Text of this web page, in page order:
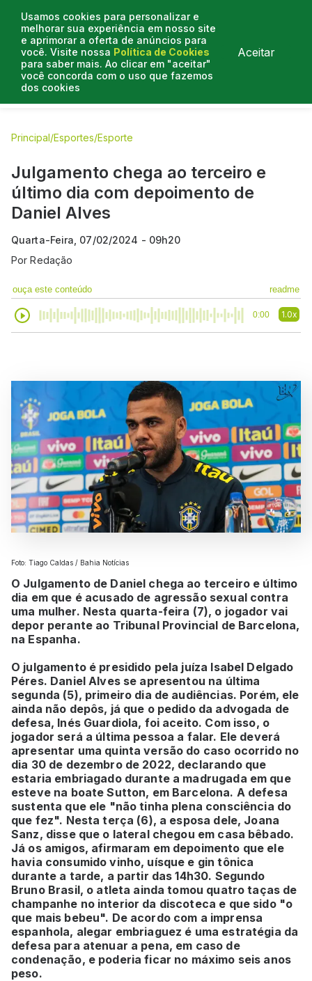
Usamos cookies para personalizar e
melhorar sua experiência em nosso site
e aprimorar a oferta de anúncios para
você. Visite nossa Política de Cookies
para saber mais. Ao clicar em "aceitar"
você concorda com o uso que fazemos
dos cookies
Aceitar
E.C Bahia
Principal/Esportes/Esporte
Julgamento chega ao terceiro e
último dia com depoimento de
Daniel Alves
Quarta-Feira, 07/02/2024 - 09h20
PorRedação
ouça este conteúdo readme
0:00 1.0x
Foto: Tiago Caldas / Bahia Notícias
O Julgamento de Daniel chega ao terceiro e último
dia em que é acusado de agressão sexual contra
uma mulher. Nesta quarta-feira (7), o jogador vai
depor perante ao Tribunal Provincial de Barcelona,
na Espanha.
O julgamento é presidido pela juíza Isabel Delgado
Péres. Daniel Alves se apresentou na última
segunda (5), primeiro dia de audiências. Porém, ele
ainda não depôs, já que o pedido da advogada de
defesa, Inés Guardiola, foi aceito. Com isso, o
jogador será a última pessoa a falar. Ele deverá
apresentar uma quinta versão do caso ocorrido no
dia 30 de dezembro de 2022, declarando que
estaria embriagado durante a madrugada em que
esteve na boate Sutton, em Barcelona. A defesa
sustenta que ele "não tinha plena consciência do
que fez". Nesta terça (6), a esposa dele, Joana
Sanz, disse que o lateral chegou em casa bêbado.
Já os amigos, afirmaram em depoimento que ele
havia consumido vinho, uísque e gin tônica
durante a tarde, a partir das 14h30. Segundo
Bruno Brasil, o atleta ainda tomou quatro taças de
champanhe no interior da discoteca e que sido "o
que mais bebeu". De acordo com a imprensa
espanhola, alegar embriaguez é uma estratégia da
defesa para atenuar a pena, em caso de
condenação, e poderia ficar no máximo seis anos
peso.